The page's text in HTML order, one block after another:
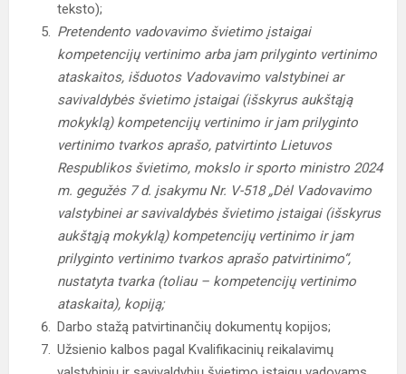
teksto);
Pretendento vadovavimo švietimo įstaigai
kompetencijų vertinimo arba jam prilyginto vertinimo
ataskaitos, išduotos Vadovavimo valstybinei ar
savivaldybės švietimo įstaigai (išskyrus aukštąją
mokyklą) kompetencijų vertinimo ir jam prilyginto
vertinimo tvarkos aprašo, patvirtinto Lietuvos
Respublikos švietimo, mokslo ir sporto ministro 2024
m. gegužės 7 d. įsakymu Nr. V-518 „Dėl Vadovavimo
valstybinei ar savivaldybės švietimo įstaigai (išskyrus
aukštąją mokyklą) kompetencijų vertinimo ir jam
prilyginto vertinimo tvarkos aprašo patvirtinimo“,
nustatyta tvarka (toliau – kompetencijų vertinimo
ataskaita), kopiją;
Darbo stažą patvirtinančių dokumentų kopijos;
Užsienio kalbos pagal Kvalifikacinių reikalavimų